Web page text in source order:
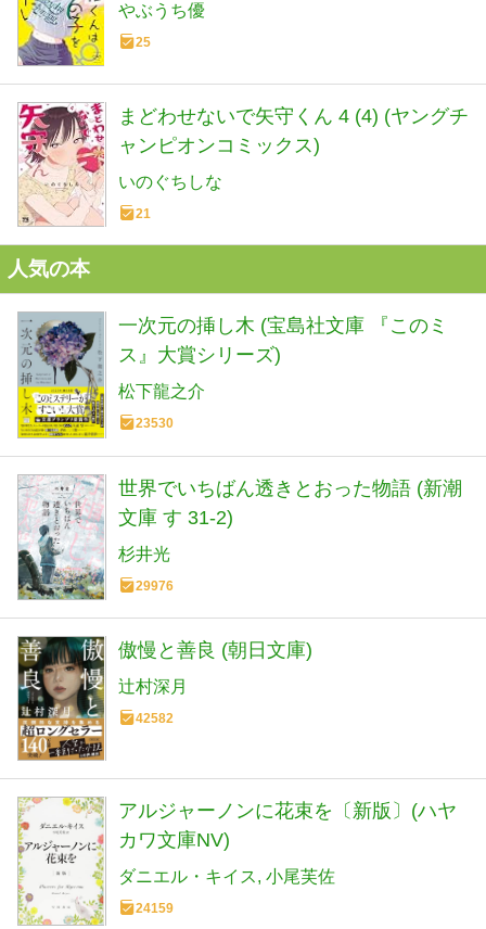
やぶうち優
25
まどわせないで矢守くん 4 (4) (ヤングチ
ャンピオンコミックス)
いのぐちしな
21
人気の本
一次元の挿し木 (宝島社文庫 『このミ
ス』大賞シリーズ)
松下龍之介
23530
世界でいちばん透きとおった物語 (新潮
文庫 す 31-2)
杉井光
29976
傲慢と善良 (朝日文庫)
辻村深月
42582
アルジャーノンに花束を〔新版〕(ハヤ
カワ文庫NV)
ダニエル・キイス 小尾芙佐
24159